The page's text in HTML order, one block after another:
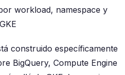
workload, namespace y
construido específicamente
BigQuery, Compute Engine